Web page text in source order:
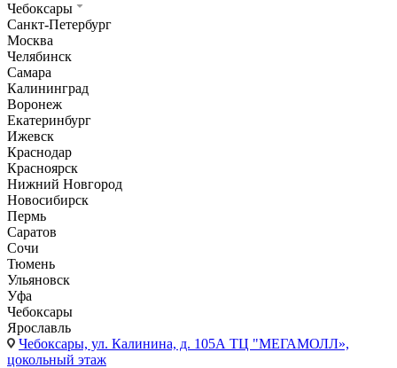
Чебоксары
Санкт-Петербург
Москва
Челябинск
Самара
Калининград
Воронеж
Екатеринбург
Ижевск
Краснодар
Красноярск
Нижний Новгород
Новосибирск
Пермь
Саратов
Сочи
Тюмень
Ульяновск
Уфа
Чебоксары
Ярославль
Чебоксары, ул. Калинина, д. 105А ТЦ "МЕГАМОЛЛ»,
цокольный этаж